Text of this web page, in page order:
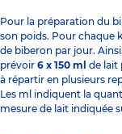
Pour la préparation du
son poids. Pour chaque
de biberon par jour.
prévoir 6 x 150 ml de lait
à répartir en plusieurs
Les ml indiquent la
mesure de lait indiquée